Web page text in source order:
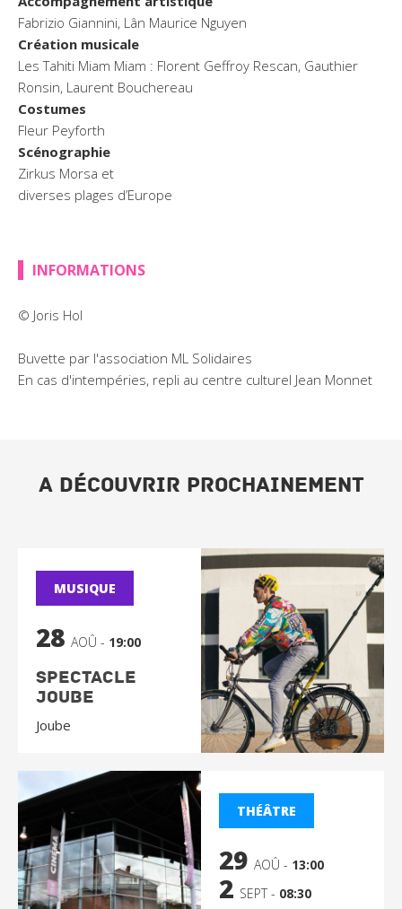
Fabrizio Giannini, Lân Maurice Nguyen
Création musicale
Les Tahiti Miam Miam : Florent Geffroy Rescan, Gauthier
Ronsin, Laurent Bouchereau
Costumes
Fleur Peyforth
Scénographie
Zirkus Morsa et
diverses plages d’Europe
INFORMATIONS
© Joris Hol
Buvette par l'association ML Solidaires
En cas d'intempéries, repli au centre culturel Jean Monnet
A DÉCOUVRIR PROCHAINEMENT
MUSIQUE
28 AOÛ - 19:00
Spectacle
Joube
Joube
THÉÂTRE
29 AOÛ - 13:00
2 SEPT - 08:30